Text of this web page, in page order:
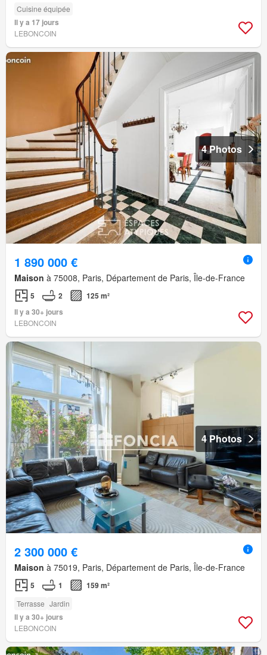
Cuisine équipée
Il y a 17 jours
LEBONCOIN
4 Photos
1 890 000 €
Maison à 75008, Paris, Département de Paris, Île-de-France
5 2
125 m²
Il y a 30+ jours
LEBONCOIN
4 Photos
2 300 000 €
Maison à 75019, Paris, Département de Paris, Île-de-France
5 1 159 m²
Terrasse Jardin
Il y a 30+ jours
LEBONCOIN